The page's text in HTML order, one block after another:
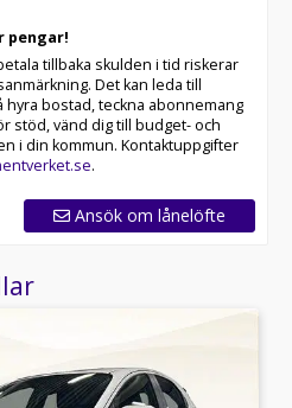
pengar!
tillbaka skulden i tid riskerar
Det kan leda till
hyra bostad, teckna abonnemang
stöd, vänd dig till budget- och
i din kommun. Kontaktuppgifter
.
Ansök om lånelöfte